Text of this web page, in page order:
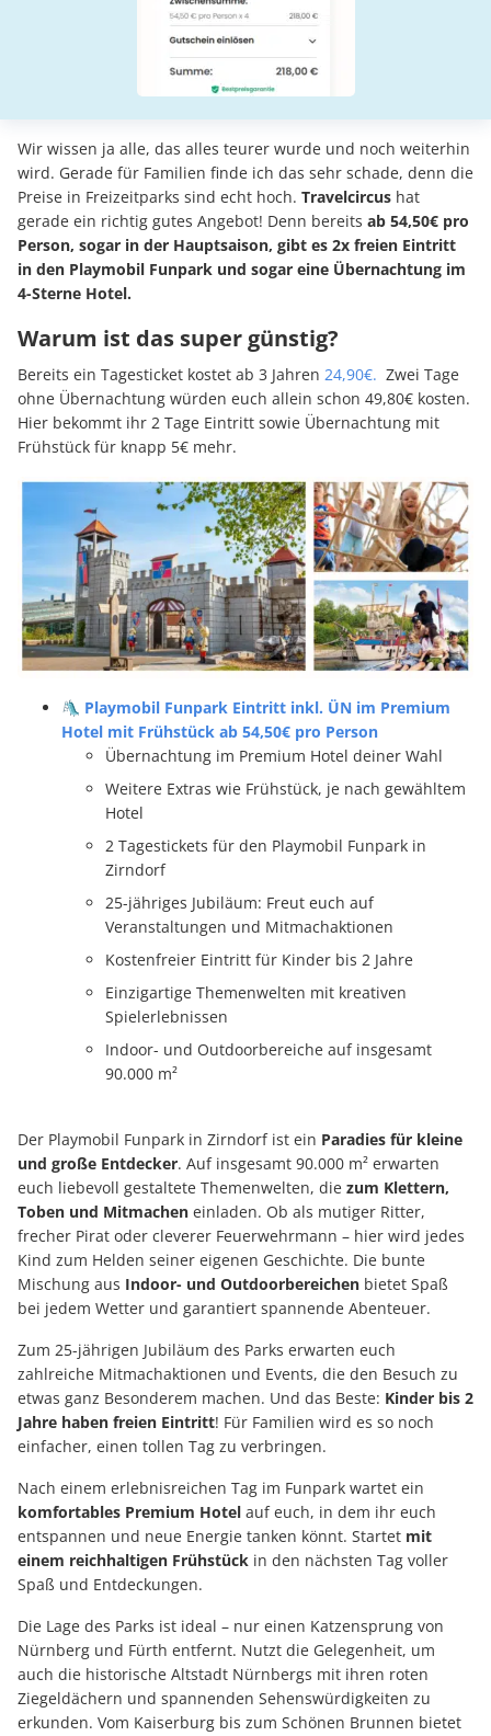
Wir wissen ja alle, das alles teurer wurde und noch weiterhin
wird. Gerade für Familien finde ich das sehr schade, denn die
Preise in Freizeitparks sind echt hoch. Travelcircus hat
gerade ein richtig gutes Angebot! Denn bereits ab 54,50€ pro
Person, sogar in der Hauptsaison, gibt es 2x freien Eintritt
in den Playmobil Funpark und sogar eine Übernachtung im
4-Sterne Hotel.
Warum ist das super günstig?
Bereits ein Tagesticket kostet ab 3 Jahren 24,90€. Zwei Tage
ohne Übernachtung würden euch allein schon 49,80€ kosten.
Hier bekommt ihr 2 Tage Eintritt sowie Übernachtung mit
Frühstück für knapp 5€ mehr.
🛝 Playmobil Funpark Eintritt inkl. ÜN im Premium
Hotel mit Frühstück ab 54,50€ pro Person
Übernachtung im Premium Hotel deiner Wahl
Weitere Extras wie Frühstück, je nach gewähltem
Hotel
2 Tagestickets für den Playmobil Funpark in
Zirndorf
25-jähriges Jubiläum: Freut euch auf
Veranstaltungen und Mitmachaktionen
Kostenfreier Eintritt für Kinder bis 2 Jahre
Einzigartige Themenwelten mit kreativen
Spielerlebnissen
Indoor- und Outdoorbereiche auf insgesamt
90.000 m²
Der Playmobil Funpark in Zirndorf ist ein Paradies für kleine
und große Entdecker. Auf insgesamt 90.000 m² erwarten
euch liebevoll gestaltete Themenwelten, die zum Klettern,
Toben und Mitmachen einladen. Ob als mutiger Ritter,
frecher Pirat oder cleverer Feuerwehrmann – hier wird jedes
Kind zum Helden seiner eigenen Geschichte. Die bunte
Mischung aus Indoor- und Outdoorbereichen bietet Spaß
bei jedem Wetter und garantiert spannende Abenteuer.
Zum 25-jährigen Jubiläum des Parks erwarten euch
zahlreiche Mitmachaktionen und Events, die den Besuch zu
etwas ganz Besonderem machen. Und das Beste: Kinder bis 2
Jahre haben freien Eintritt! Für Familien wird es so noch
einfacher, einen tollen Tag zu verbringen.
Nach einem erlebnisreichen Tag im Funpark wartet ein
komfortables Premium Hotel auf euch, in dem ihr euch
entspannen und neue Energie tanken könnt. Startet mit
einem reichhaltigen Frühstück in den nächsten Tag voller
Spaß und Entdeckungen.
Die Lage des Parks ist ideal – nur einen Katzensprung von
Nürnberg und Fürth entfernt. Nutzt die Gelegenheit, um
auch die historische Altstadt Nürnbergs mit ihren roten
Ziegeldächern und spannenden Sehenswürdigkeiten zu
erkunden. Vom Kaiserburg bis zum Schönen Brunnen bietet